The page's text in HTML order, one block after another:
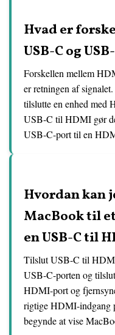
Hvad er
USB-C og
Forskellen mellem
er retningen af
tilslutte en enhed med
USB-C til HDMI gør
USB-C-port til en
Hvordan kan
MacBook til
en USB-C til
Tilslut USB-C til
USB-C-porten og
HDMI-port og
rigtige HDMI-indgang
begynde at vise